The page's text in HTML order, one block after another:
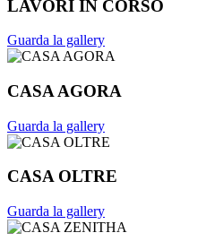
LAVORI IN CORSO
Guarda la gallery
CASA AGORA
Guarda la gallery
CASA OLTRE
Guarda la gallery